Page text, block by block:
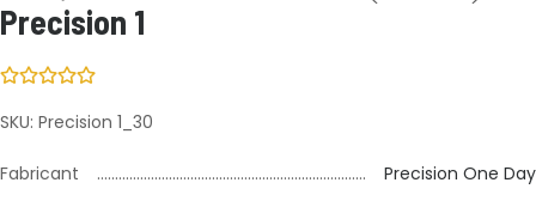
Precision 1
SKU: Precision 1_30
Fabricant Precision One Day